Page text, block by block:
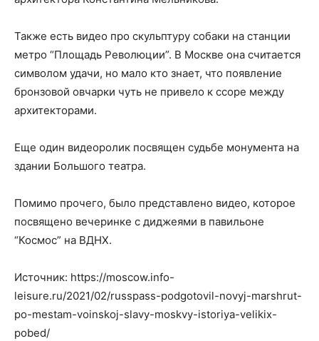
Также есть видео про скульптуру собаки на станции
метро “Площадь Революции”. В Москве она считается
символом удачи, но мало кто знает, что появление
бронзовой овчарки чуть не привело к ссоре между
архитекторами.
Еще один видеоролик посвящен судьбе монумента на
здании Большого театра.
Помимо прочего, было представлено видео, которое
посвящено вечеринке с диджеями в павильоне
“Космос” на ВДНХ.
Источник: https://moscow.info-
leisure.ru/2021/02/russpass-podgotovil-novyj-marshrut-
po-mestam-voinskoj-slavy-moskvy-istoriya-velikix-
pobed/